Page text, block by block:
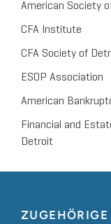
American Society
CFA Institute
CFA Society of
ESOP Association
American
Financial and
Detroit